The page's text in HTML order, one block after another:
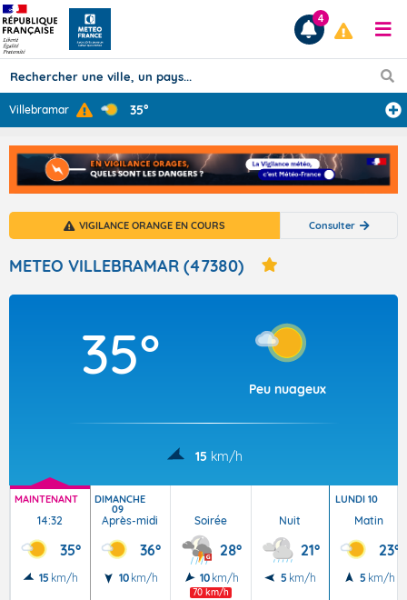
Prévisions
TOUS LES RÉSULTATS
Articles
4
Villebramar 35°
VIGILANCE ORANGE EN COURS Consulter
METEO VILLEBRAMAR (47380)
35°
Peu nuageux
15 km/h
MAINTENANT
14:32
35°
15 km/h
DIMANCHE
09
Après-midi
36°
10 km/h
Soirée
28°
10 km/h
70 km/h
Nuit
21°
5 km/h
LUNDI 10
Matin
23°
5 km/h